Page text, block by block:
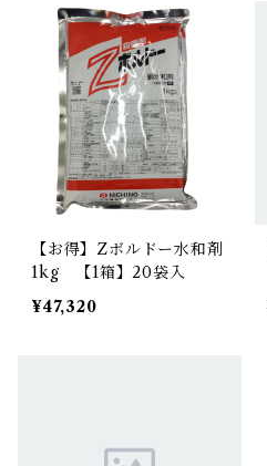
【お得】Zボルドー水和剤
1kg 【1箱】20袋入
¥47,320